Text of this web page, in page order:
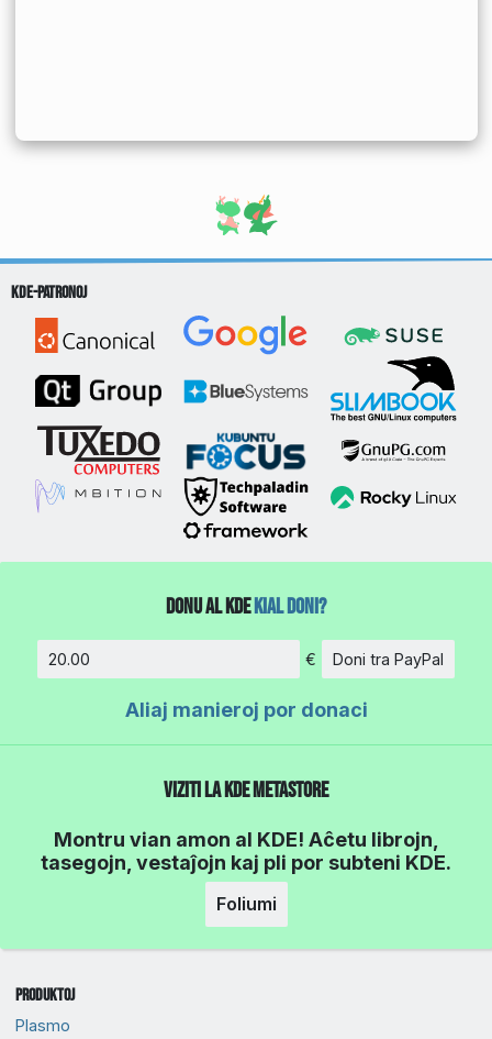
KDE-patronoj
Donu al KDEKial Doni?
€ Doni tra PayPal
Aliaj manieroj por donaci
Viziti la KDE MetaStore
Montru vian amon al KDE! Aĉetu librojn,
tasegojn, vestaĵojn kaj pli por subteni KDE.
Foliumi
Produktoj
Plasmo